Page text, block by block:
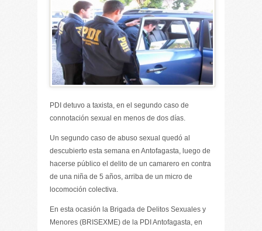
PDI detuvo a taxista, en el segundo caso de
connotación sexual en menos de dos días.
Un segundo caso de abuso sexual quedó al
descubierto esta semana en Antofagasta, luego de
hacerse público el delito de un camarero en contra
de una niña de 5 años, arriba de un micro de
locomoción colectiva.
En esta ocasión la Brigada de Delitos Sexuales y
Menores (BRISEXME) de la PDI Antofagasta, en